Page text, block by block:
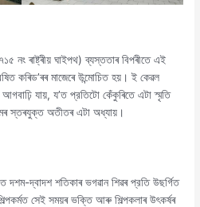
নং ৰাষ্ট্ৰীয় ঘাইপথ) ব্যস্ততাৰ বিপৰীতে এই
কৰিড’ৰৰ মাজেৰে উন্মোচিত হয়। ই কেৱল
যায়, য’ত প্রতিটো কেঁকুৰিতে এটা স্মৃতি
স্তৰযুক্ত অতীতৰ এটা অধ্যায়।
দ্বাদশ শতিকাৰ ভগৱান শিৱৰ প্রতি উছর্গিত
সেই সময়ৰ ভক্তি আৰু শিল্পকলাৰ উৎকৰ্ষৰ